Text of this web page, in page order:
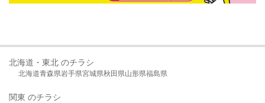
北海道・東北 のチラシ
北海道青森県岩手県宮城県秋田県山形県福島県
関東 のチラシ